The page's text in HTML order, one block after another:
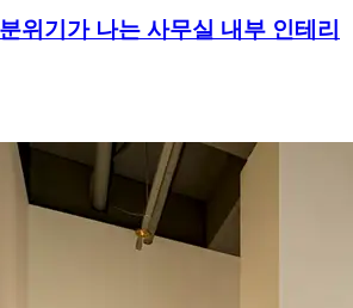
위기가 나는 사무실 내부 인테리